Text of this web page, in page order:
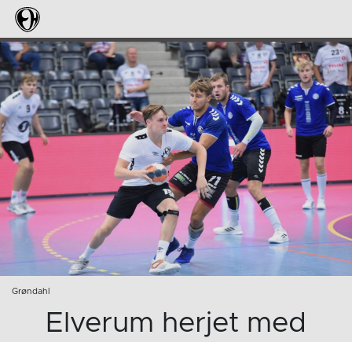
Grøndahl
Elverum herjet med